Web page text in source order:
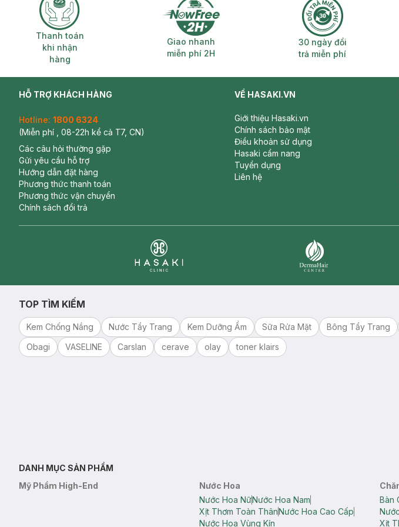
Thanh toán khi nhận hàng
Thanh toán
khi nhận
hàng
Giao nhanh miễn phí 2H
Giao nhanh
miễn phí 2H
30 ngày đổi trả
30 ngày đổi
trả miễn phí
HỖ TRỢ KHÁCH HÀNG
Hotline: 1800 6324
(Miễn phí , 08-22h kể cả T7, CN)
Các câu hỏi thường gặp
Gửi yêu cầu hỗ trợ
Hướng dẫn đặt hàng
Phương thức thanh toán
Phương thức vận chuyển
Chính sách đổi trả
VỀ HASAKI.VN
Giới thiệu Hasaki.vn
Chính sách bảo mật
Điều khoản sử dụng
Hasaki cẩm nang
Tuyển dụng
Liên hệ
TOP TÌM KIẾM
Kem Chống Nắng Nước Tẩy Trang Kem Dưỡng Ẩm Sữa Rửa Mặt Bông Tẩy Trang
Obagi
VASELINE Carslan cerave olay toner klairs
DANH MỤC SẢN PHẨM
Mỹ Phẩm High-End
Nước Hoa
Nước Hoa NữNước Hoa Nam
Xịt Thơm Toàn ThânNước Hoa Cao Cấp
Nước Hoa Vùng Kín
Bàn
Xịt